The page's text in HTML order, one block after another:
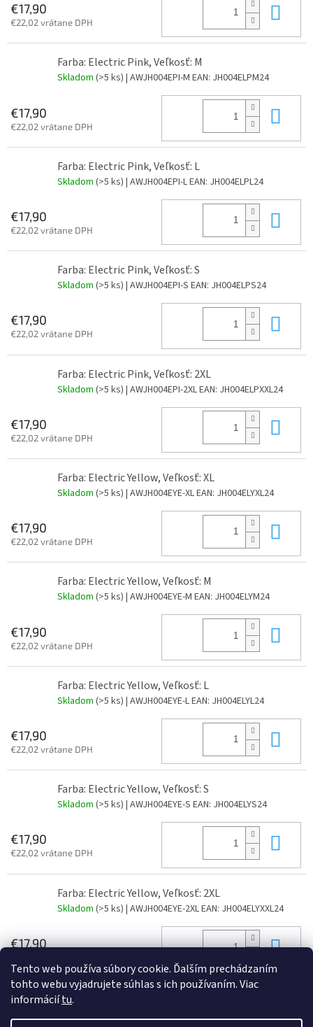
Tento web používa súbory cookie. Ďalším prechádzaním
tohto webu vyjadrujete súhlas s ich používaním. Viac
informáciítu.
€17,90
€22,02 vrátane DPH
Farba: Electric Pink, Veľkosť: M
Skladom (>5 ks) | AWJH004EPI-M EAN: JH004ELPM24
€17,90
€22,02 vrátane DPH
Farba: Electric Pink, Veľkosť: L
Skladom (>5 ks) | AWJH004EPI-LEAN: JH004ELPL24
€17,90
€22,02 vrátane DPH
Farba: Electric Pink, Veľkosť: S
Skladom (>5 ks) | AWJH004EPI-S EAN: JH004ELPS24
€17,90
€22,02 vrátane DPH
Farba: Electric Pink, Veľkosť: 2XL
Skladom (>5 ks) | AWJH004EPI-2XLEAN: JH004ELPXXL24
€17,90
€22,02 vrátane DPH
Farba: Electric Yellow, Veľkosť: XL
Skladom (>5 ks) | AWJH004EYE-XLEAN: JH004ELYXL24
€17,90
€22,02 vrátane DPH
Farba: Electric Yellow, Veľkosť: M
Skladom (>5 ks) | AWJH004EYE-M EAN: JH004ELYM24
€17,90
€22,02 vrátane DPH
Farba: Electric Yellow, Veľkosť: L
Skladom (>5 ks) | AWJH004EYE-LEAN: JH004ELYL24
€17,90
€22,02 vrátane DPH
Farba: Electric Yellow, Veľkosť: S
Skladom (>5 ks) | AWJH004EYE-S EAN: JH004ELYS24
€17,90
€22,02 vrátane DPH
Farba: Electric Yellow, Veľkosť: 2XL
Skladom (>5 ks) | AWJH004EYE-2XLEAN: JH004ELYXXL24
€17,90 Do